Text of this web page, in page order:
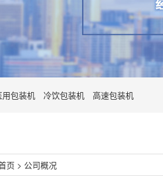
用包装机 冷饮包装机 高速包装机
页 > 公司概况